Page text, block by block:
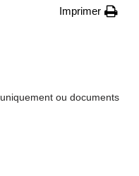
Imprimer
ou documents